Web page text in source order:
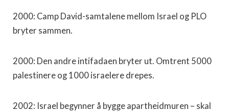
2000: Camp David-samtalene mellom Israel og PLO
bryter sammen.
2000: Den andre intifadaen bryter ut. Omtrent 5000
palestinere og 1000 israelere drepes.
2002: Israel begynner å bygge apartheidmuren – skal